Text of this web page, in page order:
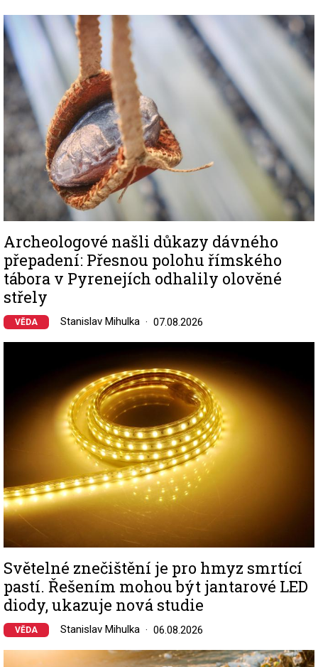
Image
Archeologové našli důkazy dávného
přepadení: Přesnou polohu římského
tábora v Pyrenejích odhalily olověné
střely
VĚDA Stanislav Mihulka 07.08.2026
Světelné znečištění je pro hmyz smrtící
pastí. Řešením mohou být jantarové LED
diody, ukazuje nová studie
VĚDA Stanislav Mihulka 06.08.2026
Image